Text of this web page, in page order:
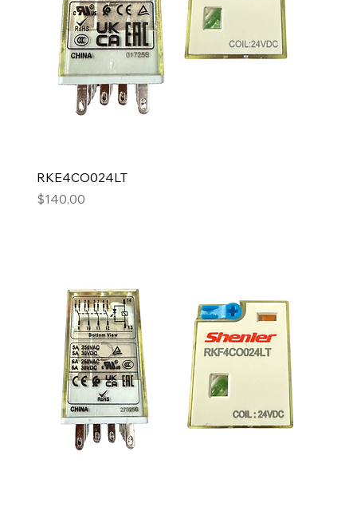
RKE4CO024LT
Precio
$140.00